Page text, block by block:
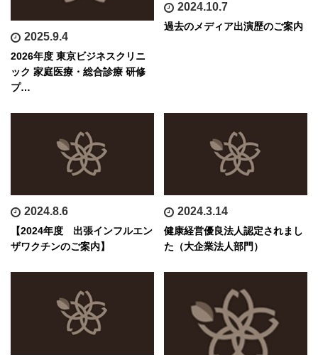
2025.9.4
2026年度 東京ビジネスクリニ
ック 家庭医療・総合診療 研修
プ…
2024.10.7
過去のメディア出演歴のご案内
2024.8.6
【2024年度 出張インフルエン
ザワクチンのご案内】
2024.3.14
健康経営優良法人認定されまし
た（大企業法人部門）